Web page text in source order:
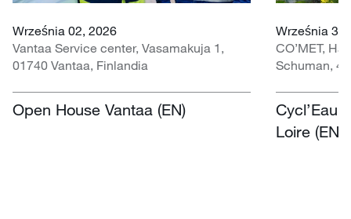
Września 02, 2026
Vantaa Service center, Vasamakuja 1,
01740 Vantaa, Finlandia
Open House Vantaa (EN)
Września 30
CO’MET,
Schuman,
Cycl’Eau
Loire (EN)